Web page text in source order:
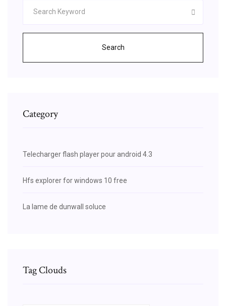
Search
Category
Telecharger flash player pour android 4.3
Hfs explorer for windows 10 free
La lame de dunwall soluce
Tag Clouds